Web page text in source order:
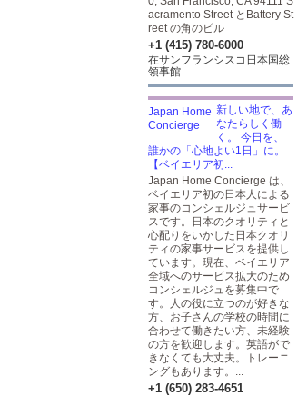
acramento Street とBattery St
reet の角のビル
+1 (415) 780-6000
在サンフランシスコ日本国総
領事館
新しい地で、あ
なたらしく働
く。 今日を、
誰かの「心地よい1日」に。
【ベイエリア初...
Japan Home Concierge は、
ベイエリア初の日本人による
家事のコンシェルジュサービ
スです。日本のクオリティと
心配りをいかした日本クオリ
ティの家事サービスを提供し
ています。現在、ベイエリア
全域へのサービス拡大のため
コンシェルジュを募集中で
す。人の役に立つのが好きな
方、お子さんの学校の時間に
合わせて働きたい方、未経験
の方を歓迎します。英語がで
きなくても大丈夫。トレーニ
ングもあります。...
+1 (650) 283-4651